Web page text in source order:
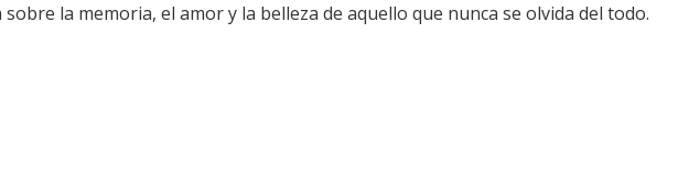
la memoria, el amor y la belleza de aquello que nunca se olvida del todo.